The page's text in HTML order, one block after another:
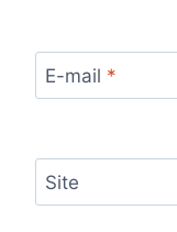
E-mail *
Site